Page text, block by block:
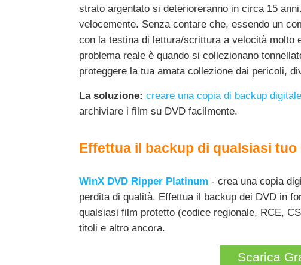
strato argentato si deterioreranno in circa 15
velocemente. Senza contare che, essendo un
con la testina di lettura/scrittura a velocità molto
problema reale è quando si collezionano
proteggere la tua amata collezione dai pericoli,
La soluzione: creare una copia di backup
archiviare i film su DVD facilmente.
Effettua il backup di qualsiasi
WinX DVD Ripper Platinum - crea una copia
perdita di qualità. Effettua il backup dei DVD in
qualsiasi film protetto (codice regionale, RCE,
titoli e altro ancora.
Scarica